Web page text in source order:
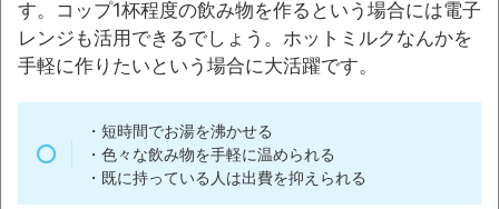
す。コップ1杯程度の飲み物を作るという場合には電子
レンジも活用できるでしょう。ホットミルクなんかを
手軽に作りたいという場合に大活躍です。
・短時間でお湯を沸かせる
・色々な飲み物を手軽に温められる
・既に持っている人は出費を抑えられる